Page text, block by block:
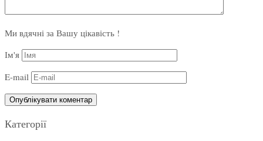
Ми вдячні за Вашу цікавість !
Ім'я
E-mail
Категорії